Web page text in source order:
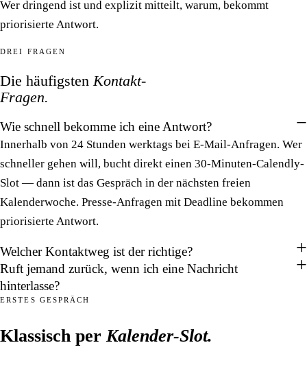
Wer dringend ist und explizit mitteilt, warum, bekommt
priorisierte Antwort.
DREI FRAGEN
Die häufigsten Kontakt-
Fragen.
Wie schnell bekomme ich eine Antwort?
Innerhalb von 24 Stunden werktags bei E-Mail-Anfragen. Wer
schneller gehen will, bucht direkt einen 30-Minuten-Calendly-
Slot — dann ist das Gespräch in der nächsten freien
Kalenderwoche. Presse-Anfragen mit Deadline bekommen
priorisierte Antwort.
Welcher Kontaktweg ist der richtige?
Ruft jemand zurück, wenn ich eine Nachricht
hinterlasse?
ERSTES GESPRÄCH
Klassisch perKalender-Slot.